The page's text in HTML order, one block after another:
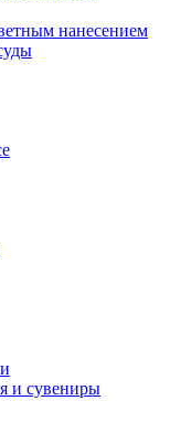
нанесением
и сувениры